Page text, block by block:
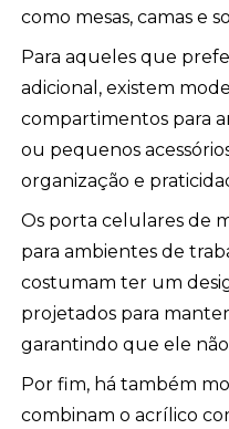
como mesas, camas e
Para aqueles que
adicional, existem
compartimentos para
ou pequenos
organização e
Os porta celulares de
para ambientes de
costumam ter um
projetados para
garantindo que ele
Por fim, há também
combinam o acrílico